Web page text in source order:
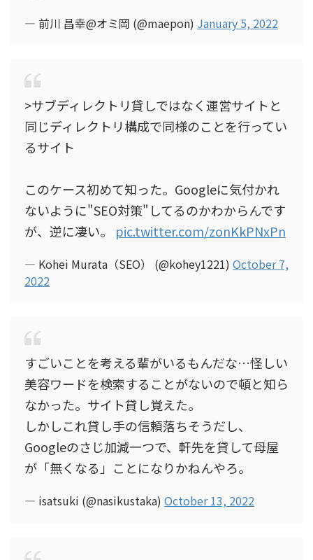
— 前川 昌幸@オミ岡 (@maepon) January 5, 2022
>サブディレクトリ貸しではなく運営サイトと
同じディレクトリ構成で同様のことを行ってい
るサイト
このケース初めて知った。Googleに気付かれ
ないように"SEO対策"してるのかわからんです
が、逆に凄い。 pic.twitter.com/zonKkPNxPn
— Kohei Murata（SEO） (@kohey1221) October 7,
2022
すごいことを考える輩がいるもんだな…怪しい
美容ワードを検索することがないので頓と知ら
なかった。サイト貸し覚えた。
しかしこれ貸し手の信頼落ちそうだし、
Googleのさじ加減一つで、軒先を貸して母屋
が「無くなる」ことになりかねんやろ。
— isatsuki (@nasikustaka) October 13, 2022